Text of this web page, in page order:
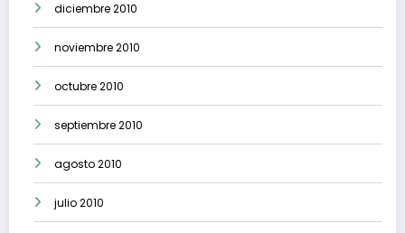
diciembre 2010
noviembre 2010
octubre 2010
septiembre 2010
agosto 2010
julio 2010